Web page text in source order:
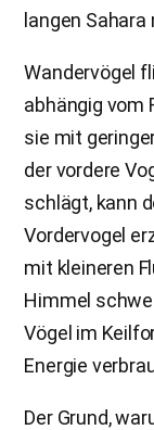
langen
Wandervögel
abhängig vom
sie mit
der vordere
schlägt, kann
Vordervogel
mit kleineren
Himmel
Vögel im
Energie
Der Grund,